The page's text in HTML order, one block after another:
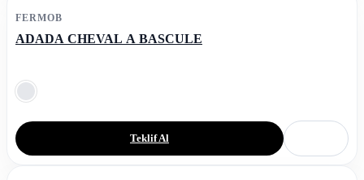
FERMOB
ADADA CHEVAL A BASCULE
Teklif Al